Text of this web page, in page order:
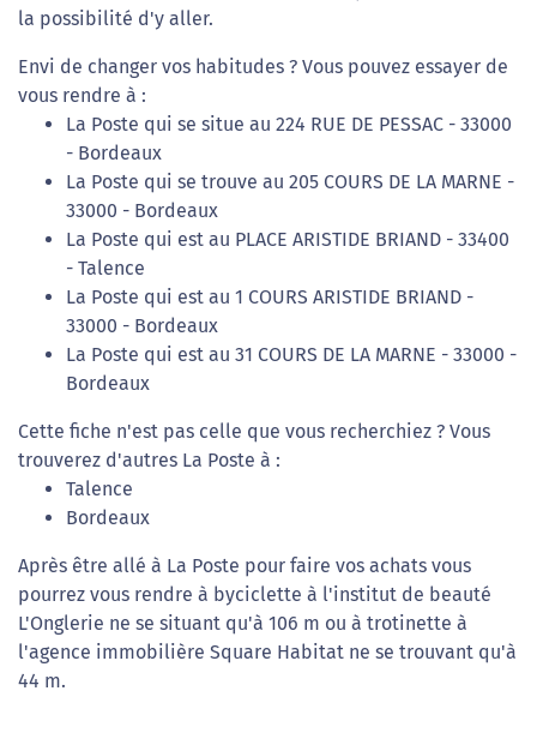
la possibilité d'y aller.
Envi de changer vos habitudes ? Vous pouvez essayer de
vous rendre à :
La Poste qui se situe au 224 RUE DE PESSAC - 33000
- Bordeaux
La Poste qui se trouve au 205 COURS DE LA MARNE -
33000 - Bordeaux
La Poste qui est au PLACE ARISTIDE BRIAND - 33400
- Talence
La Poste qui est au 1 COURS ARISTIDE BRIAND -
33000 - Bordeaux
La Poste qui est au 31 COURS DE LA MARNE - 33000 -
Bordeaux
Cette fiche n'est pas celle que vous recherchiez ? Vous
trouverez d'autres La Poste à :
Talence
Bordeaux
Après être allé à La Poste pour faire vos achats vous
pourrez vous rendre à byciclette à l'institut de beauté
L'Onglerie ne se situant qu'à 106 m ou à trotinette à
l'agence immobilière Square Habitat ne se trouvant qu'à
44 m.